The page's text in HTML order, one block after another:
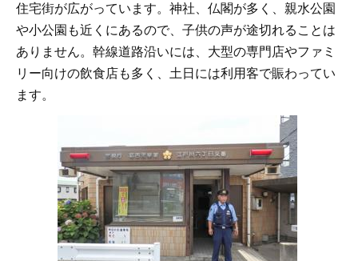
住宅街が広がっています。神社、仏閣が多く、親水公園
や小公園も近くにあるので、子供の声が途切れることは
ありません。幹線道路沿いには、大型の専門店やファミ
リー向けの飲食店も多く、土日には利用客で賑わってい
ます。